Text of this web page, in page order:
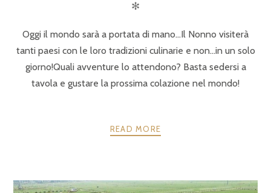
✻
Oggi il mondo sarà a portata di mano…Il Nonno visiterà
tanti paesi con le loro tradizioni culinarie e non…in un solo
giorno!Quali avventure lo attendono? Basta sedersi a
tavola e gustare la prossima colazione nel mondo!
READ MORE